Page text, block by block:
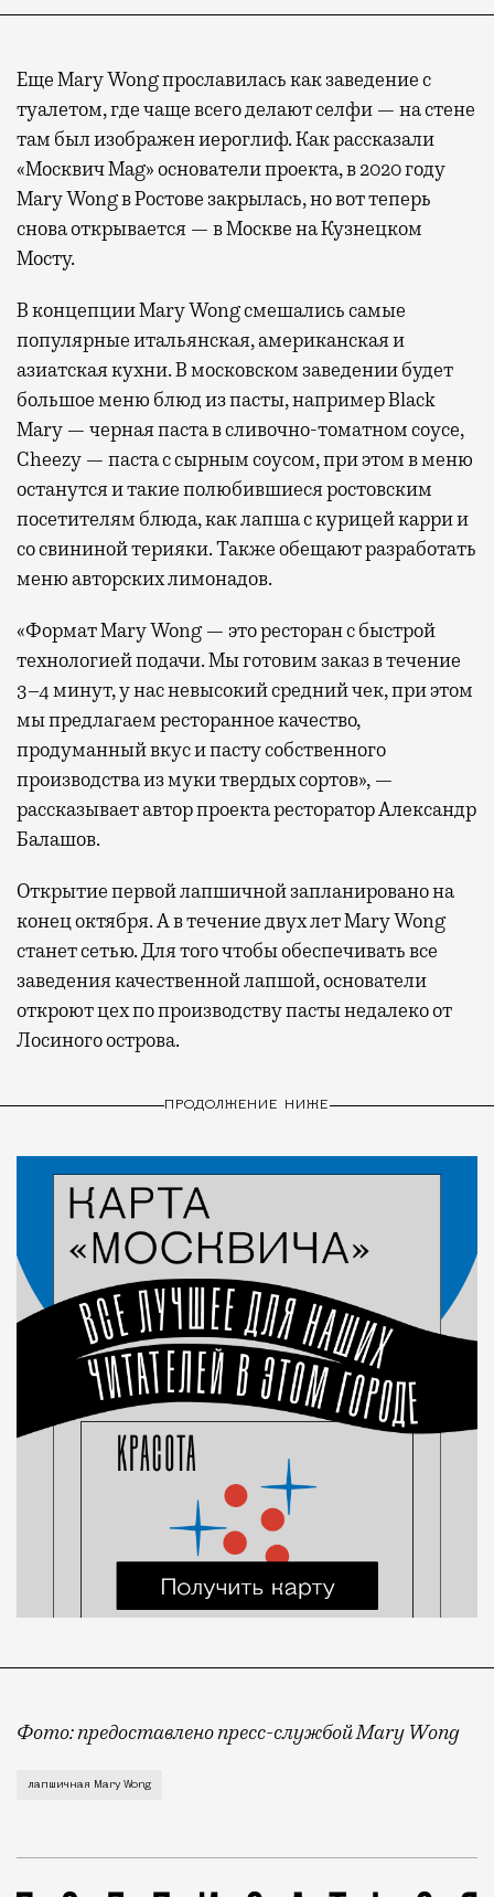
Еще Mary Wong прославилась как заведение с
туалетом, где чаще всего делают селфи — на стене
там был изображен иероглиф. Как рассказали
«Москвич Mag» основатели проекта, в 2020 году
Mary Wong в Ростове закрылась, но вот теперь
снова открывается — в Москве на Кузнецком
Мосту.
В концепции Mary Wong смешались самые
популярные итальянская, американская и
азиатская кухни. В московском заведении будет
большое меню блюд из пасты, например Black
Mary — черная паста в сливочно-томатном соусе,
Cheezy — паста с сырным соусом, при этом в меню
останутся и такие полюбившиеся ростовским
посетителям блюда, как лапша с курицей карри и
со свининой терияки. Также обещают разработать
меню авторских лимонадов.
«Формат Mary Wong — это ресторан с быстрой
технологией подачи. Мы готовим заказ в течение
3–4 минут, у нас невысокий средний чек, при этом
мы предлагаем ресторанное качество,
продуманный вкус и пасту собственного
производства из муки твердых сортов», —
рассказывает автор проекта ресторатор Александр
Балашов.
Открытие первой лапшичной запланировано на
конец октября. А в течение двух лет Mary Wong
станет сетью. Для того чтобы обеспечивать все
заведения качественной лапшой, основатели
откроют цех по производству пасты недалеко от
Лосиного острова.
ПРОДОЛЖЕНИЕ НИЖЕ
Фото: предоставлено пресс-службой Mary Wong
Лапшичная Mary Wong открылась в Ростове-на-
лапшичная Mary Wong